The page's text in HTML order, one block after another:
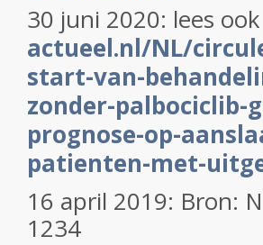
30 juni 2020: lees
actueel.nl/NL/
start-van-
zonder-palbociclib-
prognose-op-
patienten-met-
16 april 2019: Bron:
1234